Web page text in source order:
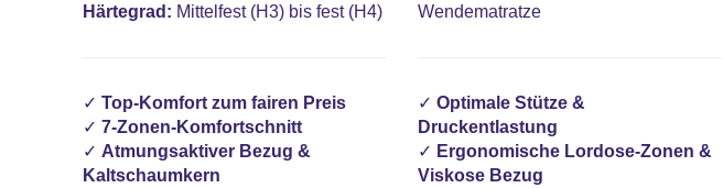
Härtegrad: Mittelfest (H3) bis fest (H4)
✓ Top-Komfort zum fairen Preis
✓ 7-Zonen-Komfortschnitt
✓ Atmungsaktiver Bezug &
Kaltschaumkern
Wendematratze
✓Optimale Stütze &
Druckentlastung
✓ Ergonomische Lordose-Zonen &
Viskose Bezug